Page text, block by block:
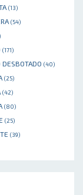
(13)
(54)
(171)
DESBOTADO (40)
(25)
(42)
(80)
(25)
(39)